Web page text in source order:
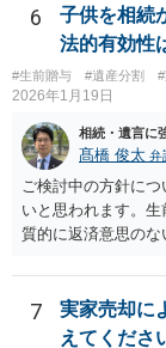
6
子供を相続
法的有効性
#生前贈与 #遺産分割
2026年1月19日
相続・遺言に
髙橋 俊太 弁
ご検討中の方針に
いと思われます。
質的に返済意思の
法として考えられ
産を信託口に移し
・生存中はあなた
7
実家売却に
えてくださ